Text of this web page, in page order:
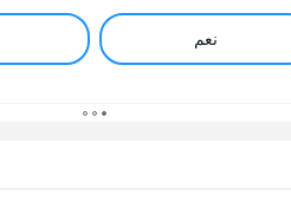
نعم